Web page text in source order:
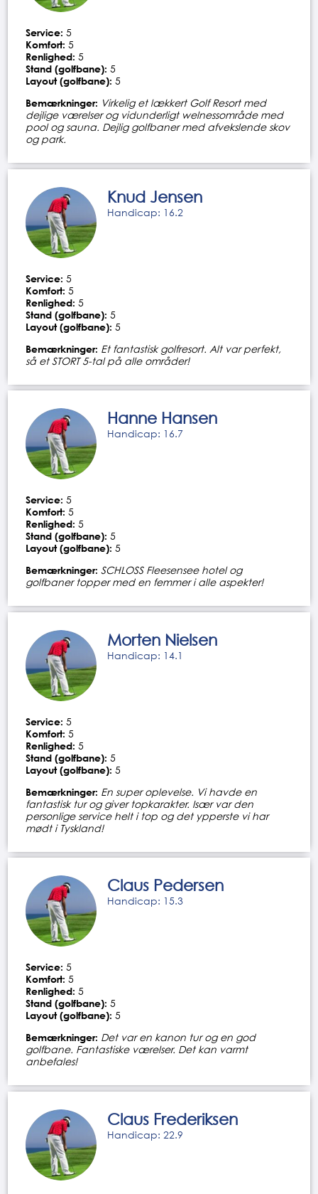
Service: 5
Komfort: 5
Renlighed: 5
Stand (golfbane): 5
Layout (golfbane): 5
Bemærkninger: Virkelig et lækkert Golf Resort med
dejlige værelser og vidunderligt welnessområde med
pool og sauna. Dejlig golfbaner med afvekslende skov
og park.
Knud Jensen
Handicap: 16.2
Service: 5
Komfort: 5
Renlighed: 5
Stand (golfbane): 5
Layout (golfbane): 5
Bemærkninger: Et fantastisk golfresort. Alt var perfekt,
så et STORT 5-tal på alle områder!
Hanne Hansen
Handicap: 16.7
Service: 5
Komfort: 5
Renlighed: 5
Stand (golfbane): 5
Layout (golfbane): 5
Bemærkninger: SCHLOSS Fleesensee hotel og
golfbaner topper med en femmer i alle aspekter!
Morten Nielsen
Handicap: 14.1
Service: 5
Komfort: 5
Renlighed: 5
Stand (golfbane): 5
Layout (golfbane): 5
Bemærkninger: En super oplevelse. Vi havde en
fantastisk tur og giver topkarakter. Især var den
personlige service helt i top og det ypperste vi har
mødt i Tyskland!
Claus Pedersen
Handicap: 15.3
Service: 5
Komfort: 5
Renlighed: 5
Stand (golfbane): 5
Layout (golfbane): 5
Bemærkninger: Det var en kanon tur og en god
golfbane. Fantastiske værelser. Det kan varmt
anbefales!
Claus Frederiksen
Handicap: 22.9